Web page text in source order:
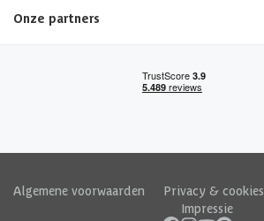
Onze partners
Algemene voorwaarden Privacy & cookies
Impressie